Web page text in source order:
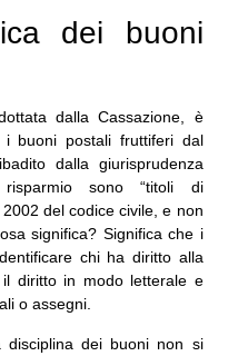
dei buoni
dalla Cassazione, è
i buoni postali fruttiferi dal
dalla giurisprudenza
sono “titoli di
2002 del codice civile, e non
significa? Significa che i
chi ha diritto alla
diritto in modo letterale e
o assegni.
disciplina dei buoni non si